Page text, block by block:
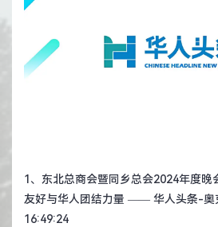
1、 东北总商会暨同乡总会2024年度晚
友好与华人团结力量 —— 华人头条-奥
16:49:24